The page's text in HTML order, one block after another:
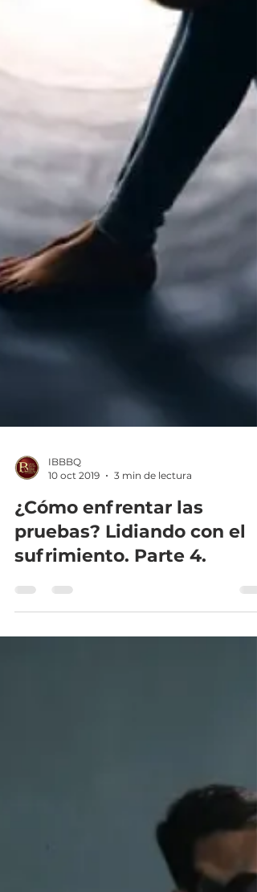
IBBBQ
10 oct 2019
3 min de lectura
¿Cómo enfrentar las
pruebas? Lidiando con el
sufrimiento. Parte 4.